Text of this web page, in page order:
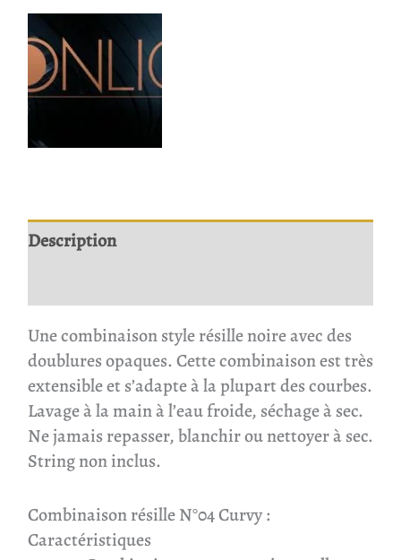
Description
Une combinaison style résille noire avec des
doublures opaques. Cette combinaison est très
extensible et s’adapte à la plupart des courbes.
Lavage à la main à l’eau froide, séchage à sec.
Ne jamais repasser, blanchir ou nettoyer à sec.
String non inclus.
Combinaison résille N°04 Curvy:
Caractéristiques